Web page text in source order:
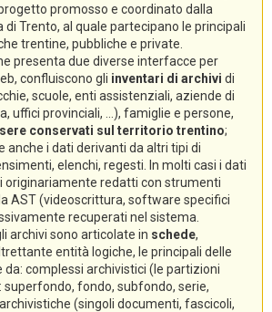
promosso e coordinato dalla
di Trento, al quale partecipano le principali
trentine, pubbliche e private.
presenta due diverse interfacce per
confluiscono gli inventari di archivi di
scuole, enti assistenziali, aziende di
uffici provinciali, ...), famiglie e persone,
conservati sul territorio trentino;
anche i dati derivanti da altri tipi di
elenchi, regesti. In molti casi i dati
originariamente redatti con strumenti
AST (videoscrittura, software specifici
recuperati nel sistema.
archivi sono articolate in schede,
entità logiche, le principali delle
complessi archivistici (le partizioni
superfondo, fondo, subfondo, serie,
(singoli documenti, fascicoli,